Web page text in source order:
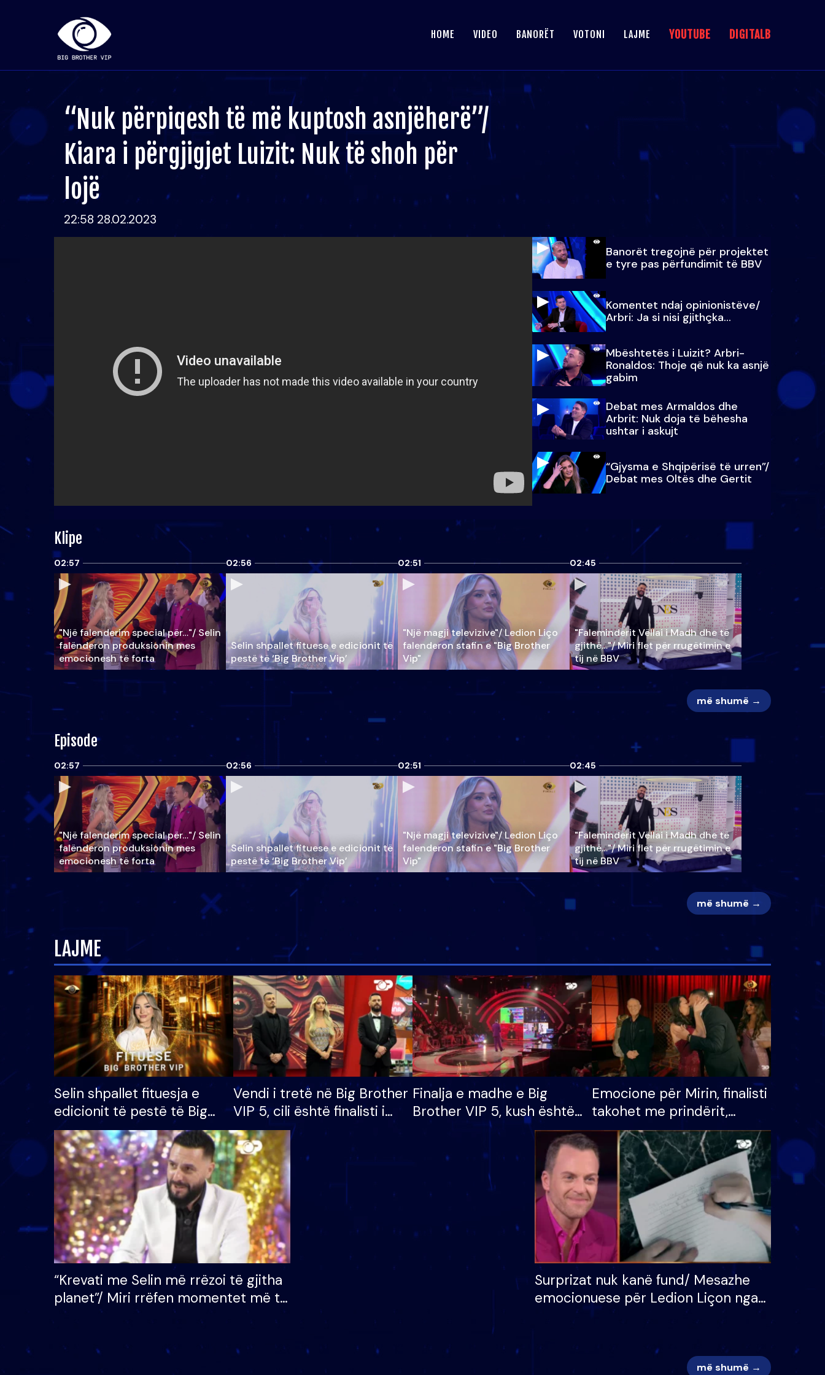
HOME VIDEO BANORËT VOTONI LAJME YOUTUBE DIGITALB
“Nuk përpiqesh të më kuptosh asnjëherë”/
Kiara i përgjigjet Luizit: Nuk të shoh për
lojë
22:58 28.02.2023
Banorët tregojnë për projektet
e tyre pas përfundimit të BBV
Komentet ndaj opinionistëve/
Arbri: Ja si nisi gjithçka…
Mbështetës i Luizit? Arbri-
Ronaldos: Thoje që nuk ka asnjë
gabim
Debat mes Armaldos dhe
Arbrit: Nuk doja të bëhesha
ushtar i askujt
“Gjysma e Shqipërisë të urren”/
Debat mes Oltës dhe Gertit
Klipe
02:57
"Një falenderim special për…"/ Selin
falënderon produksionin mes
emocionesh të forta
02:56
Selin shpallet fituese e edicionit të
pestë të ‘Big Brother Vip’
02:51
"Një magji televizive"/ Ledion Liço
falenderon stafin e "Big Brother
Vip"
02:45
"Faleminderit Vëllai i Madh dhe të
gjithë…"/ Miri flet për rrugëtimin e
tij në BBV
më shumë →
Episode
02:57
"Një falenderim special për…"/ Selin
falënderon produksionin mes
emocionesh të forta
02:56
Selin shpallet fituese e edicionit të
pestë të ‘Big Brother Vip’
02:51
"Një magji televizive"/ Ledion Liço
falenderon stafin e "Big Brother
Vip"
02:45
"Faleminderit Vëllai i Madh dhe të
gjithë…"/ Miri flet për rrugëtimin e
tij në BBV
më shumë →
LAJME
Selin shpallet fituesja e
edicionit të pestë të Big
Brother VIP, rrëmben
çmimin e madh prej 100
mijë eurosh
Vendi i tretë në Big Brother
VIP 5, cili është finalisti i
radhës që lë shtëpinë
Finalja e madhe e Big
Brother VIP 5, kush është
banori i parë që lë shtëpinë
dhe humb mundësinë për
të fituar çmimin e madh
Emocione për Mirin, finalisti
takohet me prindërit,
vajzën dhe bashkëshorten:
S’kemi ndonjë letër divorci
apo jo?
“Krevati me Selin më rrëzoi të gjitha
planet”/ Miri rrëfen momentet më të
bukura në shtëpinë e BB VIP: Do më
Surprizat nuk kanë fund/ Mesazhe
emocionuese për Ledion Liçon nga
nëna dhe fëmijët e tij, moderatori
më shumë →